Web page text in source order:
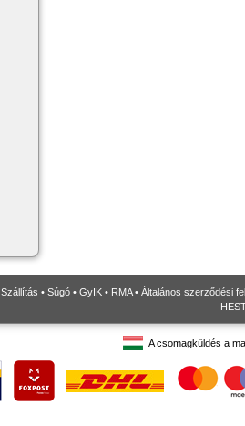
Szállítás • Súgó • GyIK • RMA• Általános szerződési
A csomagküldés a